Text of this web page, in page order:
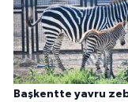
Başkentte yavru